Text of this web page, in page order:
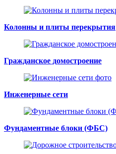
Колонны и плиты перекрытия
Гражданское домостроение
Инженерные сети
Фундаментные блоки (ФБС)